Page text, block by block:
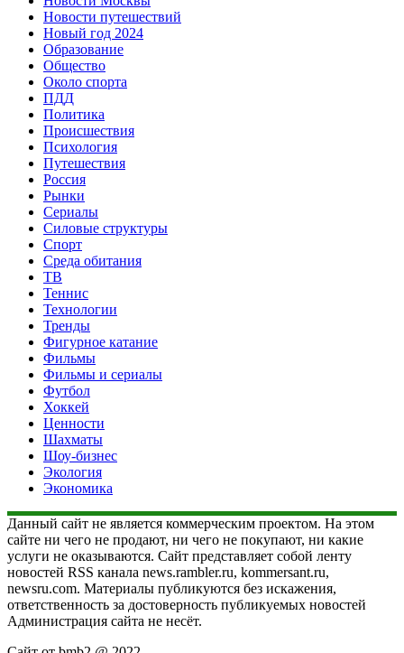
Новости путешествий
Новый год 2024
Образование
Общество
Около спорта
ПДД
Политика
Происшествия
Психология
Путешествия
Россия
Рынки
Сериалы
Силовые структуры
Спорт
Среда обитания
ТВ
Теннис
Технологии
Тренды
Фигурное катание
Фильмы
Фильмы и сериалы
Футбол
Хоккей
Ценности
Шахматы
Шоу-бизнес
Экология
Экономика
Данный сайт не является коммерческим проектом. На этом
сайте ни чего не продают, ни чего не покупают, ни какие
услуги не оказываются. Сайт представляет собой ленту
новостей RSS канала news.rambler.ru, kommersant.ru,
newsru.com. Материалы публикуются без искажения,
ответственность за достоверность публикуемых новостей
Администрация сайта не несёт.